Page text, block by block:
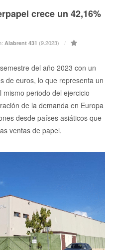
crece un 42,16%
Alabrent 431 (9.2023)
del año 2023 con un
de euros, lo que representa un
periodo del ejercicio
de la demanda en Europa
desde países asiáticos que
ventas de papel.